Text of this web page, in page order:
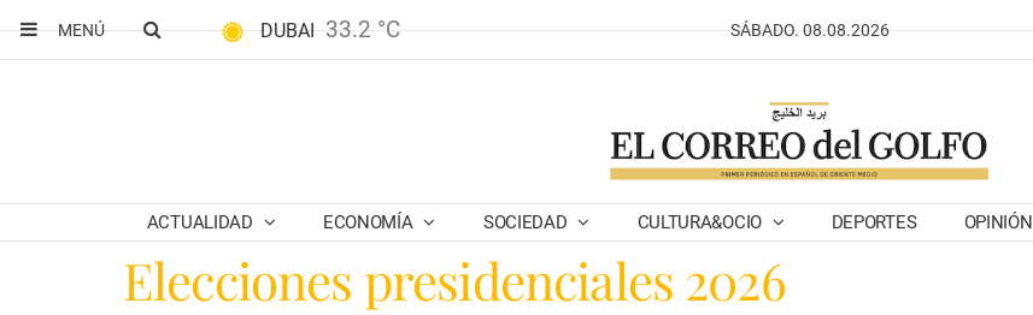
MENÚ
DUBAI 33.2 °C SÁBADO. 08.08.2026
ACTUALIDAD ECONOMÍA SOCIEDAD CULTURA&OCIO DEPORTES OPINIÓN
Elecciones presidenciales 2026